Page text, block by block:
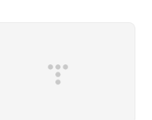
의 역사적 관계에서 알 수 있